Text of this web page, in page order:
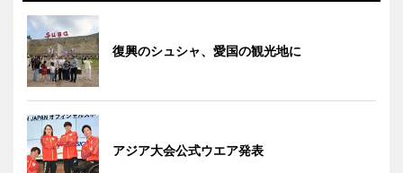
復興のシュシャ、愛国の観光地に
アジア大会公式ウエア発表